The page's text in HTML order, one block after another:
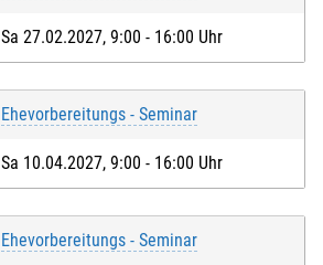
Sa 27.02.2027, 9:00 - 16:00 Uhr
Ehevorbereitungs - Seminar
Sa 10.04.2027, 9:00 - 16:00 Uhr
Ehevorbereitungs - Seminar